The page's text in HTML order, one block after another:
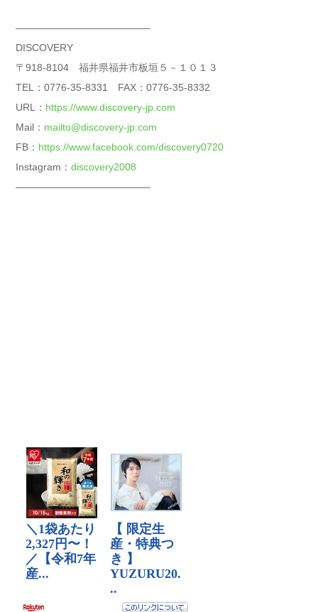
—————————————–
DISCOVERY
〒918-8104 福井県福井市板垣５－１０１３
TEL：0776-35-8331 FAX：0776-35-8332
URL： https://www.discovery-jp.com
Mail： mailto@discovery-jp.com
FB： https://www.facebook.com/discovery0720
Instagram： discovery2008
—————————————–